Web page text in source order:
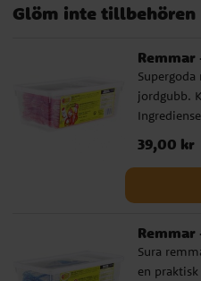
Glöm inte tillbehören
Remmar
jordgubb.
vetemjöl
E296),
palmfett,
Energi
mättat fett
socker
Pris:39,00
39,00 kr
Remmar
Sura
en